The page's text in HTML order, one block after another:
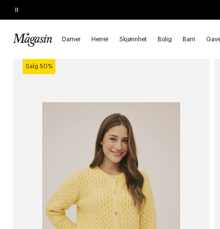
Pause
Damer Herrer Skjønnhet Bolig Barn
SALGET SLUTTER I MORGEN
Forside Damer Klær Strikket Cardigans
Salg 50%